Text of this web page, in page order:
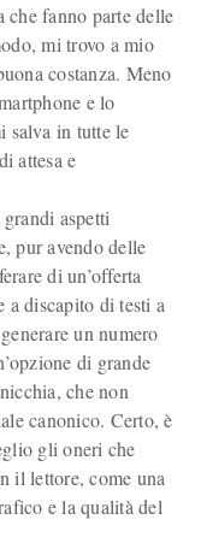
che fanno parte delle
mi trovo a mio
costanza. Meno
e lo
salva in tutte le
attesa e
aspetti
pur avendo delle
di un’offerta
a discapito di testi a
un numero
di grande
che non
canonico. Certo, è
gli oneri che
il lettore, come una
e la qualità del